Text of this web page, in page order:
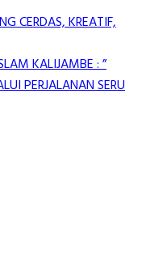
CERDAS, KREATIF,
KALIJAMBE : ”
PERJALANAN SERU